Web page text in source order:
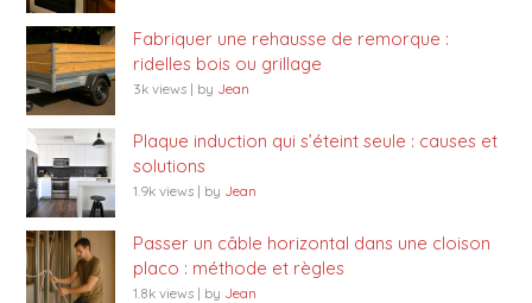
Fabriquer une rehausse de remorque :
ridelles bois ou grillage
3k views | by Jean
Plaque induction qui s’éteint seule : causes et
solutions
1.9k views | by Jean
Passer un câble horizontal dans une cloison
placo : méthode et règles
1.8k views | by Jean